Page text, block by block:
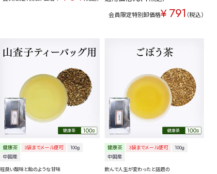
会員限定特別卸価格¥791 税込
健康茶 3袋までメール便可
100g
中国産
程良い酸味と飴のような甘味
健康茶 3袋までメール便可
100g
中国産
飲んで人生が変わったと話題の